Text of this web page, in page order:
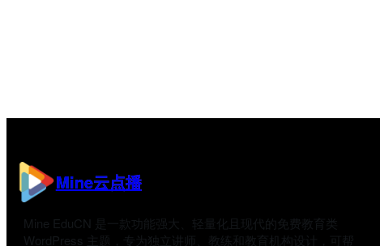
Mine云点播
Mine EduCN 是一款功能强大、轻量化且现代的免费教育类
WordPress 主题，专为独立讲师、教练和教育机构设计，可帮